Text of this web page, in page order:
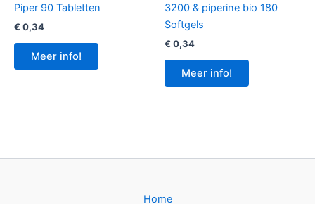
Piper 90 Tabletten
€ 0,34
Meer info!
3200 & piperine bio 180
Softgels
€ 0,34
Meer info!
Home